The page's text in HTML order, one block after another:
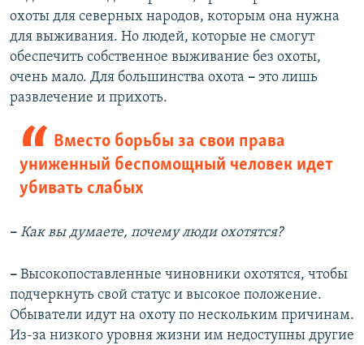
охоты для северных народов, которым она нужна
для выживания. Но людей, которые не смогут
обеспечить собственное выживание без охоты,
очень мало. Для большинства охота – это лишь
развлечение и прихоть.
Вместо борьбы за свои права
униженный беспомощный человек идет
убивать слабых
– Как вы думаете, почему люди охотятся?
– Высокопоставленные чиновники охотятся, чтобы
подчеркнуть свой статус и высокое положение.
Обыватели идут на охоту по нескольким причинам.
Из-за низкого уровня жизни им недоступны другие